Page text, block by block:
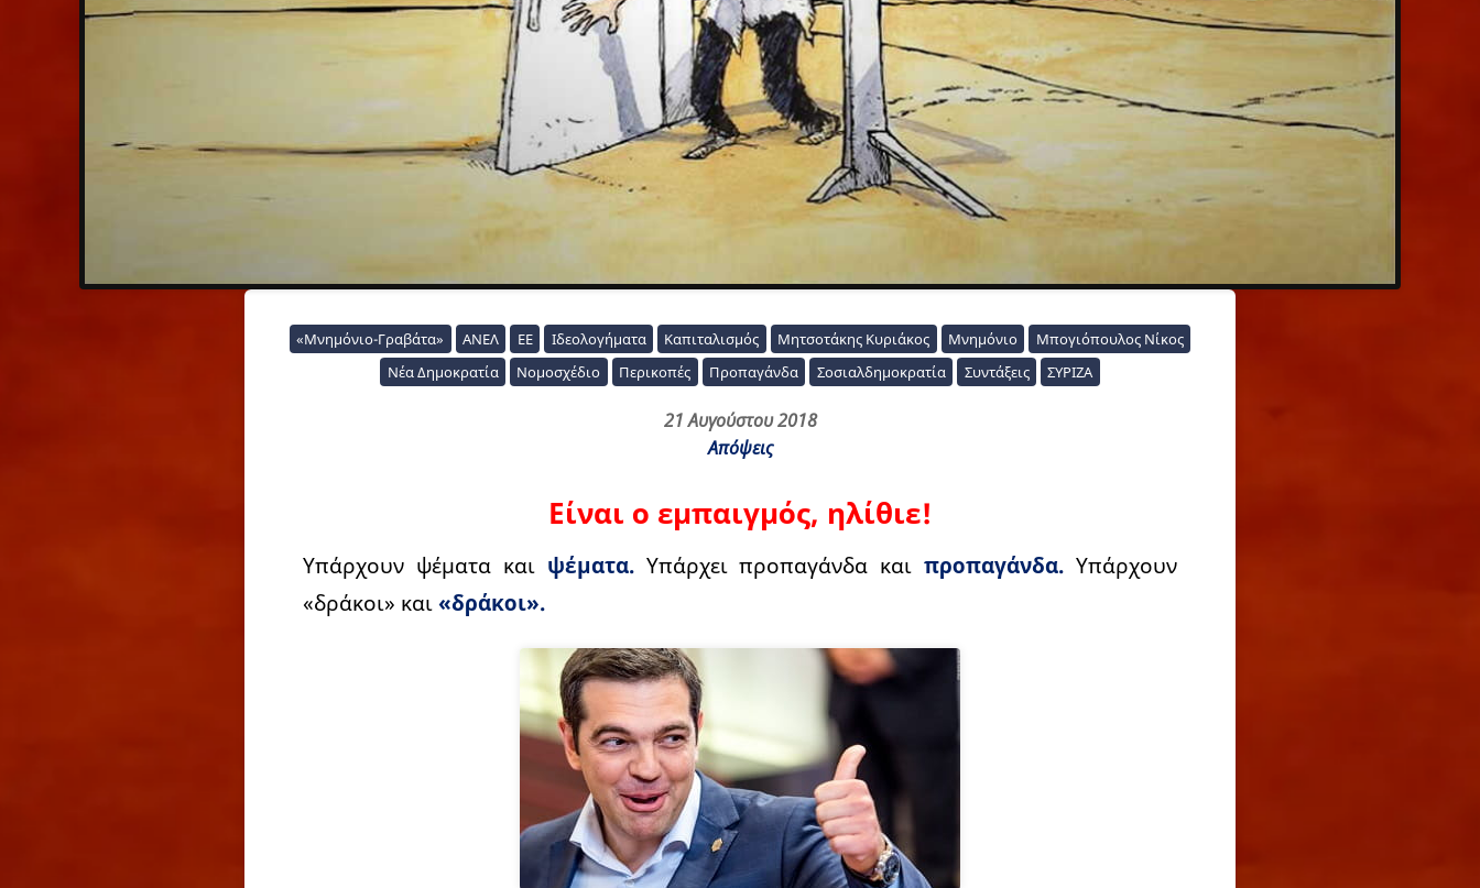
«Μνημόνιο-Γραβάτα» ΑΝΕΛ ΕΕ Ιδεολογήματα Καπιταλισμός Μητσοτάκης Κυριάκος Μνημόνιο
Μπογιόπουλος Νίκος
Νέα Δημοκρατία
Νομοσχέδιο Περικοπές Προπαγάνδα Σοσιαλδημοκρατία Συντάξεις ΣΥΡΙΖΑ
21 Αυγούστου 2018
Απόψεις
Είναι ο εμπαιγμός, ηλίθιε!
Υπάρχουν ψέματα και ψέματα.Υπάρχει προπαγάνδα καιπροπαγάνδα. Υπάρχουν
«δράκοι» και«δράκοι».